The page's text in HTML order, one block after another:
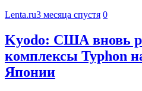
Lenta.ru3 месяца спустя 0
Kyodo: США вновь
комплексы Typhon
Японии